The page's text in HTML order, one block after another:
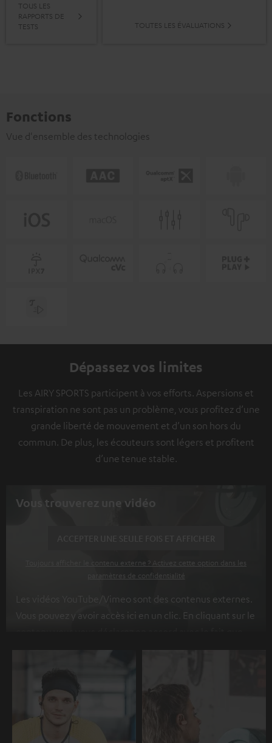
TOUS LES
RAPPORTS DE
TESTS
TOUTES LES ÉVALUATIONS
Fonctions
Vue d'ensemble des technologies
Dépassez vos limites
Les AIRY SPORTS participent à vos efforts. Aspersions et
transpiration ne sont pas un problème, vous profitez d’une
grande liberté de mouvement et d’un son hors du
commun. De plus, les écouteurs sont légers et profitent
d’une tenue stable.
Vous trouverez une vidéo
Toujours afficher le contenu externe ? Activez cette option dans les
paramètres de confidentialité
Les vidéos YouTube/Vimeo sont des contenus externes.
Vous pouvez y avoir accès ici en un clic. En cliquant sur le
l’on vous montre des contenus extérieurs. Les données
politique de confidentialité